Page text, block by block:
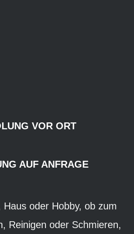
VOR ORT
AUF ANFRAGE
oder Hobby, ob zum
Reinigen oder Schmieren,